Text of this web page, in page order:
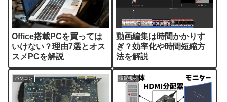
Office搭載PCを買っては
いけない？理由7選とオス
スメPCを解説
動画編集は時間かかりす
ぎ？効率化や時間短縮方
法を解説
パソコン 撮影機材